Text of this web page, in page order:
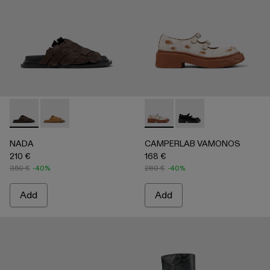
NADA - A500048-001 - GRAY
NADA - A500048-003
NADA
210 €
350 € -40%
Add
CAMPERLAB VAMONOS -
CAMPERLAB
CAMPERLAB VAMONOS
168 €
280 € -40%
Add